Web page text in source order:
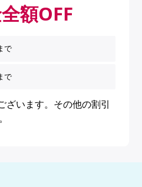
額OFF
で
で
います。その他の割引